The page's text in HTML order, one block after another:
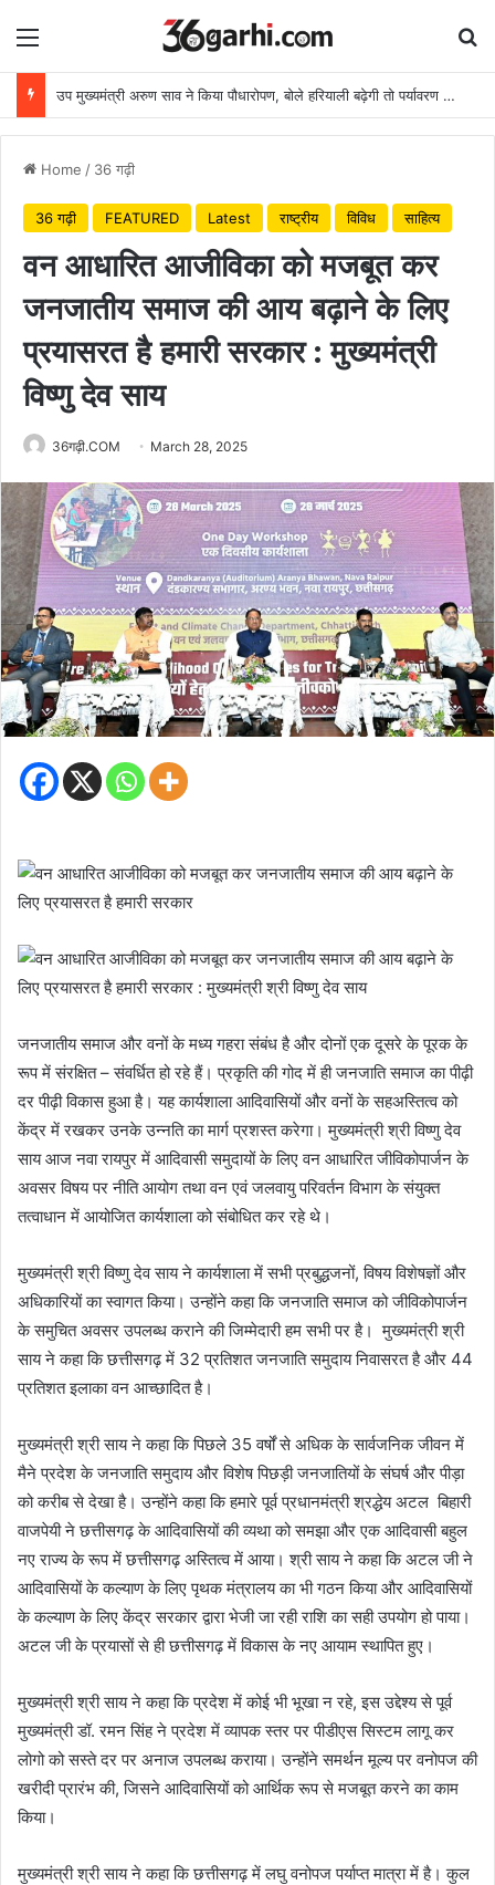
Menu
उप मुख्यमंत्री अरुण साव ने किया पौधारोपण, बोले हरियाली बढ़ेगी तो पर्यावरण भी स्वस्थ और सुंदर बनेगा
Home / 36 गढ़ी
36 गढ़ी FEATURED Latest राष्ट्रीय विविध साहित्य
वन आधारित आजीविका को मजबूत कर
जनजातीय समाज की आय बढ़ाने के लिए
प्रयासरत है हमारी सरकार : मुख्यमंत्री
विष्णु देव साय
36गढ़ी.COM March 28, 2025
जनजातीय समाज और वनों के मध्य गहरा संबंध है और दोनों एक दूसरे के पूरक के
रूप में संरक्षित – संवर्धित हो रहे हैं। प्रकृति की गोद में ही जनजाति समाज का पीढ़ी
दर पीढ़ी विकास हुआ है। यह कार्यशाला आदिवासियों और वनों के सहअस्तित्व को
केंद्र में रखकर उनके उन्नति का मार्ग प्रशस्त करेगा। मुख्यमंत्री श्री विष्णु देव
साय आज नवा रायपुर में आदिवासी समुदायों के लिए वन आधारित जीविकोपार्जन के
अवसर विषय पर नीति आयोग तथा वन एवं जलवायु परिवर्तन विभाग के संयुक्त
तत्वाधान में आयोजित कार्यशाला को संबोधित कर रहे थे।
मुख्यमंत्री श्री विष्णु देव साय ने कार्यशाला में सभी प्रबुद्धजनों, विषय विशेषज्ञों और
अधिकारियों का स्वागत किया। उन्होंने कहा कि जनजाति समाज को जीविकोपार्जन
के समुचित अवसर उपलब्ध कराने की जिम्मेदारी हम सभी पर है। मुख्यमंत्री श्री
साय ने कहा कि छत्तीसगढ़ में 32 प्रतिशत जनजाति समुदाय निवासरत है और 44
प्रतिशत इलाका वन आच्छादित है।
मुख्यमंत्री श्री साय ने कहा कि पिछले 35 वर्षों से अधिक के सार्वजनिक जीवन में
मैने प्रदेश के जनजाति समुदाय और विशेष पिछड़ी जनजातियों के संघर्ष और पीड़ा
को करीब से देखा है। उन्होंने कहा कि हमारे पूर्व प्रधानमंत्री श्रद्धेय अटल बिहारी
वाजपेयी ने छत्तीसगढ़ के आदिवासियों की व्यथा को समझा और एक आदिवासी बहुल
नए राज्य के रूप में छत्तीसगढ़ अस्तित्व में आया। श्री साय ने कहा कि अटल जी ने
आदिवासियों के कल्याण के लिए पृथक मंत्रालय का भी गठन किया और आदिवासियों
के कल्याण के लिए केंद्र सरकार द्वारा भेजी जा रही राशि का सही उपयोग हो पाया।
अटल जी के प्रयासों से ही छत्तीसगढ़ में विकास के नए आयाम स्थापित हुए।
मुख्यमंत्री श्री साय ने कहा कि प्रदेश में कोई भी भूखा न रहे, इस उद्देश्य से पूर्व
मुख्यमंत्री डॉ. रमन सिंह ने प्रदेश में व्यापक स्तर पर पीडीएस सिस्टम लागू कर
लोगो को सस्ते दर पर अनाज उपलब्ध कराया। उन्होंने समर्थन मूल्य पर वनोपज की
खरीदी प्रारंभ की, जिसने आदिवासियों को आर्थिक रूप से मजबूत करने का काम
किया।
मुख्यमंत्री श्री साय ने कहा कि छत्तीसगढ़ में लघु वनोपज पर्याप्त मात्रा में है। कुल